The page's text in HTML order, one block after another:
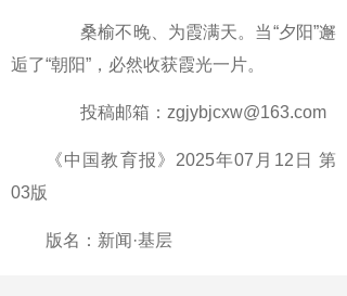
桑榆不晚、为霞满天。当“夕阳”邂
逅了“朝阳”，必然收获霞光一片。
投稿邮箱：zgjybjcxw@163.com
《中国教育报》2025年07月12日 第
03版
版名：新闻·基层